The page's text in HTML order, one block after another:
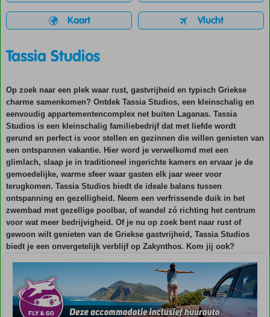
Kaart Vlucht
Tassia Studios
Op zoek naar een plek waar rust, gastvrijheid en typisch Griekse
charme samenkomen? Ontdek Tassia Studios, een kleinschalig en
eenvoudig appartementencomplex net buiten Laganas. Tassia
Studios is een kleinschalig familiebedrijf dat met liefde wordt
gerund en perfect is voor stellen en gezinnen die willen genieten van
een ontspannen vakantie. Hier word je verwelkomd met een
glimlach, slaap je in traditioneel ingerichte kamers en ervaar je de
gemoedelijke, warme sfeer waar gasten elk jaar weer voor
terugkomen. Tassia Studios biedt de ideale balans tussen
ontspanning en gezelligheid. Neem een verfrissende duik in het
zwembad met gezellige poolbar, of wandel zó richting het centrum
voor wat meer bedrijvigheid. Of je nu op zoek bent naar rust of
gewoon wilt genieten van de Griekse gastvrijheid, Tassia Studios
biedt je een onvergetelijk verblijf op Zakynthos. Kom jij ook?